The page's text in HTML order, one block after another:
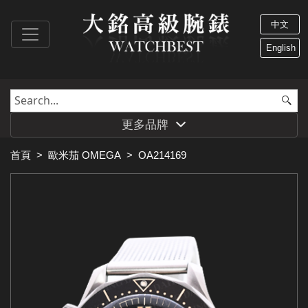
中文
English
更多品牌
首頁 > 歐米茄 OMEGA > OA214169